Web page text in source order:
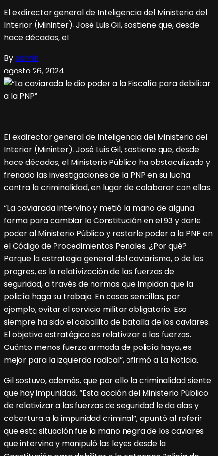
El exdirector general de Inteligencia del Ministerio del
Interior (Mininter), José Luis Gil, sostiene que, desde
hace décadas, el
Byadmin
agosto 26, 2024
El exdirector general de Inteligencia del Ministerio del
Interior (Mininter), José Luis Gil, sostiene que, desde
hace décadas, el Ministerio Público ha obstaculizado y
frenado las investigaciones de la PNP en su lucha
contra la criminalidad, en lugar de colaborar con ellas.
“La caviarada intervino y metió la mano de alguna
forma para cambiar la Constitución en el 93 y darle
poder al Ministerio Público y restarle poder a la PNP en
el Código de Procedimientos Penales. ¿Por qué?
Porque la estrategia general del caviarismo, o de los
progres, es la relativización de las fuerzas de
seguridad, a través de normas que impidan que la
policía haga su trabajo. En cosas sencillas, por
ejemplo, evitar el servicio militar obligatorio. Ese
siempre ha sido el caballito de batalla de los caviares.
El objetivo estratégico es relativizar a las fuerzas.
Cuánto menos fuerza armada de policía haya, es
mejor para la izquierda radical”, afirmó a La Noticia.
Gil sostuvo, además, que por ello la criminalidad siente
que hay impunidad. “Esta acción del Ministerio Público
de relativizar a las fuerzas de seguridad le da alas y
cobertura a la impunidad criminal”, apuntó al referir
que esta situación fue la mano negra de los caviares
que intervino y manipuló las leyes desde la